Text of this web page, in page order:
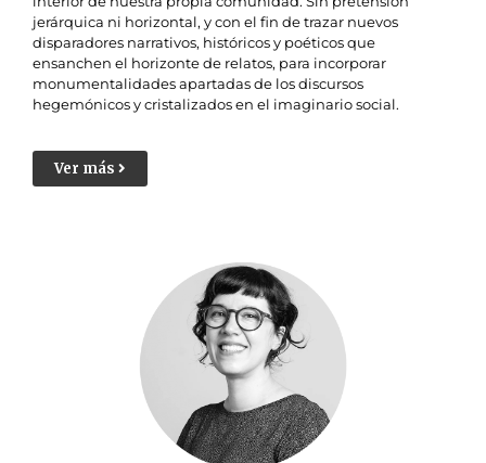
jerárquica ni horizontal, y con el fin de trazar nuevos
disparadores narrativos, históricos y poéticos que
ensanchen el horizonte de relatos, para incorporar
monumentalidades apartadas de los discursos
hegemónicos y cristalizados en el imaginario social.
Ver más